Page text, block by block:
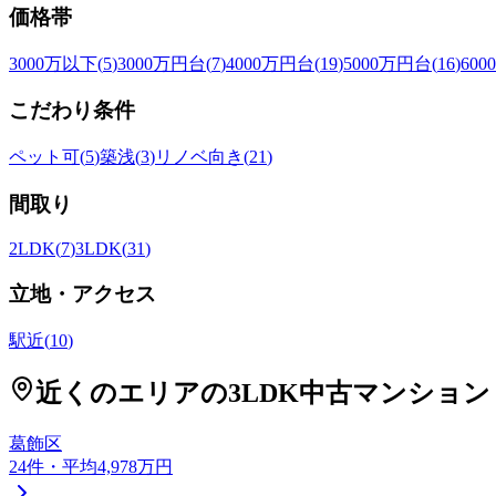
価格帯
3000万以下(5)3000万円台(7)4000万円台(19)5000万円台(16)
こだわり条件
ペット可(5)築浅(3)リノベ向き(21)
間取り
2LDK(7)3LDK(31)
立地・アクセス
駅近(10)
近くのエリアの3LDK中古マンション
葛飾区
24件 ・平均4,978万円